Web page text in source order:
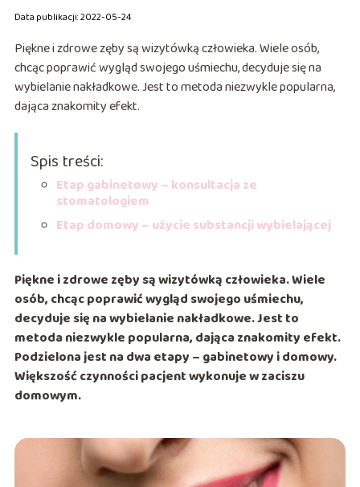
Data publikacji: 2022-05-24
Piękne i zdrowe zęby są wizytówką człowieka. Wiele osób,
chcąc poprawić wygląd swojego uśmiechu, decyduje się na
wybielanie nakładkowe. Jest to metoda niezwykle popularna,
dająca znakomity efekt.
Spis treści:
Etap gabinetowy – konsultacja ze
stomatologiem
Etap domowy – użycie substancji wybielającej
Piękne i zdrowe zęby są wizytówką człowieka. Wiele
osób, chcąc poprawić wygląd swojego uśmiechu,
decyduje się na wybielanie nakładkowe. Jest to
metoda niezwykle popularna, dająca znakomity efekt.
Podzielona jest na dwa etapy – gabinetowy i domowy.
Większość czynności pacjent wykonuje w zaciszu
domowym.